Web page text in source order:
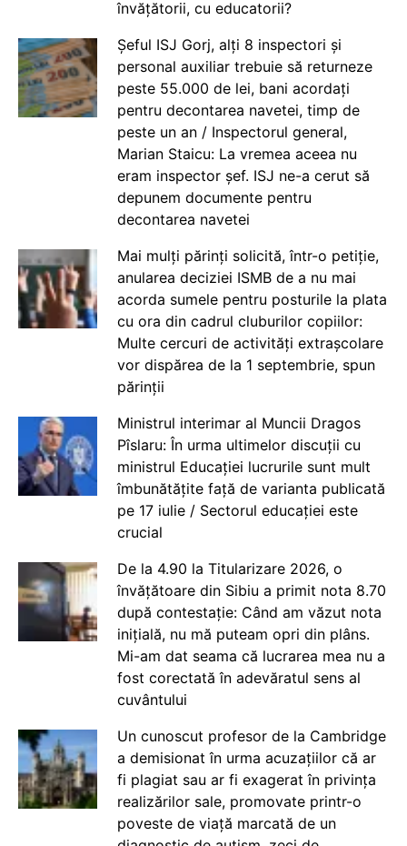
învățătorii, cu educatorii?
Șeful ISJ Gorj, alți 8 inspectori și
personal auxiliar trebuie să returneze
peste 55.000 de lei, bani acordați
pentru decontarea navetei, timp de
peste un an / Inspectorul general,
Marian Staicu: La vremea aceea nu
eram inspector șef. ISJ ne-a cerut să
depunem documente pentru
decontarea navetei
Mai mulți părinți solicită, într-o petiție,
anularea deciziei ISMB de a nu mai
acorda sumele pentru posturile la plata
cu ora din cadrul cluburilor copiilor:
Multe cercuri de activități extrașcolare
vor dispărea de la 1 septembrie, spun
părinții
Ministrul interimar al Muncii Dragos
Pîslaru: În urma ultimelor discuții cu
ministrul Educației lucrurile sunt mult
îmbunătățite față de varianta publicată
pe 17 iulie / Sectorul educației este
crucial
De la 4.90 la Titularizare 2026, o
învățătoare din Sibiu a primit nota 8.70
după contestație: Când am văzut nota
inițială, nu mă puteam opri din plâns.
Mi-am dat seama că lucrarea mea nu a
fost corectată în adevăratul sens al
cuvântului
Un cunoscut profesor de la Cambridge
a demisionat în urma acuzațiilor că ar
fi plagiat sau ar fi exagerat în privința
realizărilor sale, promovate printr-o
poveste de viață marcată de un